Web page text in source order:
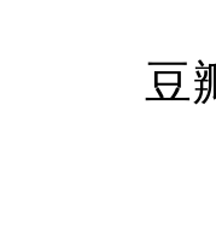
豆